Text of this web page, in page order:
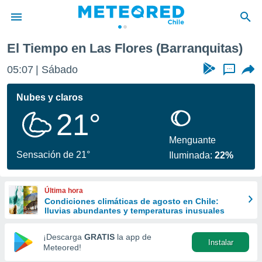
de
por
se
calidad.
a este
las
y
forma
digital
basada
El Tiempo en Las Flores (Barranquitas)
05:07 Sábado ...
Nubes y claros
21°
Sensación de 21°
Menguante
Iluminada:22%
Última hora
Condiciones climáticas de agosto en Chile:
lluvias abundantes y temperaturas inusuales
¡Descarga GRATIS la app de
Meteored!
Instalar